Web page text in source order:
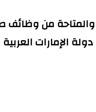
من وظائف
الإمارات